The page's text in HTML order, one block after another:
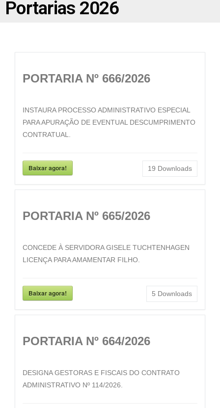
Portarias 2026
PORTARIA Nº 666/2026
INSTAURA PROCESSO ADMINISTRATIVO ESPECIAL
PARA APURAÇÃO DE EVENTUAL DESCUMPRIMENTO
CONTRATUAL.
Baixar agora! 19 Downloads
PORTARIA Nº 665/2026
CONCEDE À SERVIDORA GISELE TUCHTENHAGEN
LICENÇA PARA AMAMENTAR FILHO.
Baixar agora! 5 Downloads
PORTARIA Nº 664/2026
DESIGNA GESTORAS E FISCAIS DO CONTRATO
ADMINISTRATIVO Nº 114/2026.